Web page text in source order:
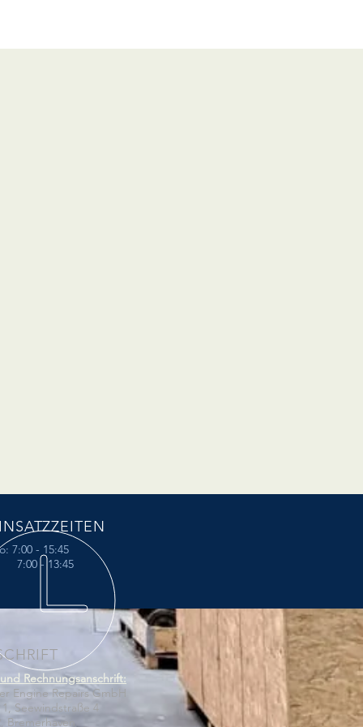
7:00 - 15:45
- 13:45
Rechnungsanschrift:
Engine Repairs GmbH
Seewindstraße 4
Bremerhaven